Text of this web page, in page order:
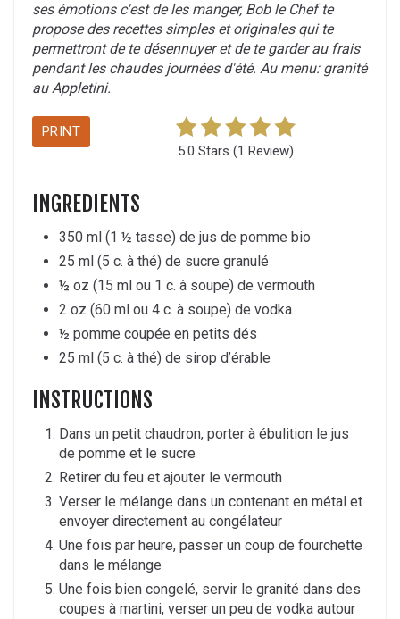
ses émotions c'est de les manger, Bob le Chef te
propose des recettes simples et originales qui te
permettront de te désennuyer et de te garder au frais
pendant les chaudes journées d'été. Au menu: granité
au Appletini.
PRINT
5.0 Stars (1 Review)
INGREDIENTS
350 ml (1 ½ tasse) de jus de pomme bio
25 ml (5 c. à thé) de sucre granulé
½ oz (15 ml ou 1 c. à soupe) de vermouth
2 oz (60 ml ou 4 c. à soupe) de vodka
½ pomme coupée en petits dés
25 ml (5 c. à thé) de sirop d’érable
INSTRUCTIONS
Dans un petit chaudron, porter à ébulition le jus
de pomme et le sucre
Retirer du feu et ajouter le vermouth
Verser le mélange dans un contenant en métal et
envoyer directement au congélateur
Une fois par heure, passer un coup de fourchette
dans le mélange
Une fois bien congelé, servir le granité dans des
coupes à martini, verser un peu de vodka autour